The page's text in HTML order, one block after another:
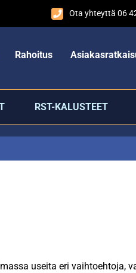
Ota yhteyttä 06
Rahoitus
RST-KALUSTEET
useita eri vaihtoehtoja,